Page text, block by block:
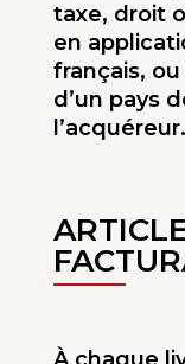
taxe, droit
en
français,
d’un pays
l’acquéreur.